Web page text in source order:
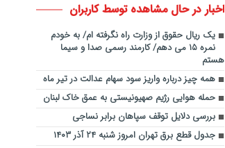
اخبار در حال مشاهده توسط کاربران
یک ریال حقوق از وزارت راه نگرفته ام/ به خودم
نمره ۱۵ می دهم/ کارمند رسمی صدا و سیما
هستم
همه چیز درباره واریز سود سهام عدالت در تیر ماه
حمله هوایی رژیم صهیونیستی به عمق خاک لبنان
بررسی دلایل توقف سپاهان برابر نساجی
جدول قطع برق تهران امروز شنبه ۲۴ آذر ۱۴۰۳